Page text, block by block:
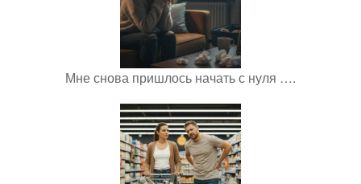
Мне снова пришлось начать с нуля ….